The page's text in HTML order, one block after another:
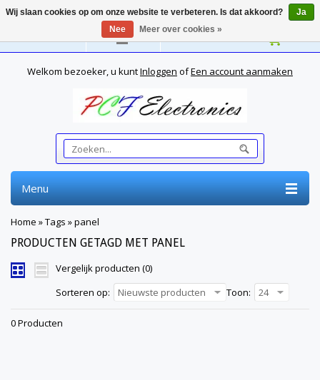
Nederlands
Welkom bezoeker, u kuntInloggen ofEen account aanmaken
Menu
Home »Tags »panel
PRODUCTEN GETAGD MET PANEL
Vergelijk producten (0)
Sorteren op:
Nieuwste producten Toon: 24
0 Producten
Wij slaan cookies op om onze website te verbeteren. Is dat akkoord?
Ja
Nee
Meer over cookies »